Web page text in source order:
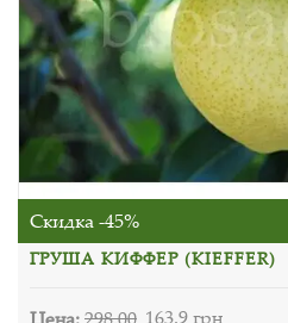
Скидка -45%
ГРУША КИФФЕР (KIEFFER)